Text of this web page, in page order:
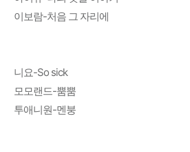
이보람-처음 그 자리에
니요-So sick
모모랜드-뿜뿜
투애니원-멘붕